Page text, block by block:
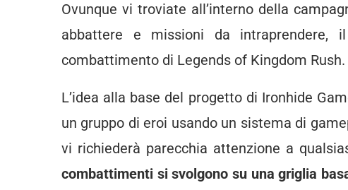
Ovunque vi troviate all’interno della
abbattere e missioni da
combattimento di Legends of Kingdom Rush.
L’idea alla base del progetto di Ironhide
un gruppo di eroi usando un sistema di
vi richiederà parecchia attenzione a
combattimenti si svolgono su una griglia